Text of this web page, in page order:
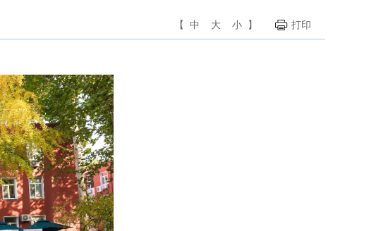
【 中 大 小 】 打印